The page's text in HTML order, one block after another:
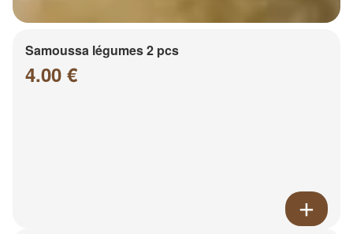
Samoussa légumes 2 pcs
4.00 €